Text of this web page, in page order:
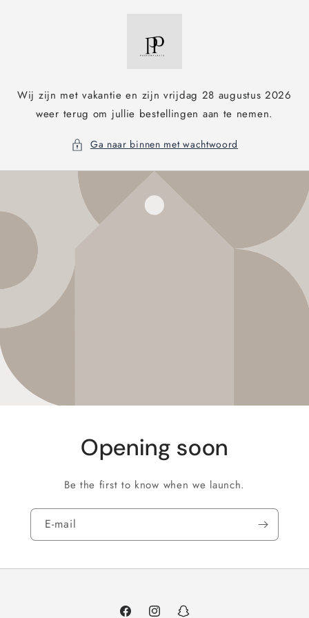
Wij zijn met vakantie en zijn vrijdag 28 augustus 2026
weer terug om jullie bestellingen aan te nemen.
Ga naar binnen met wachtwoord
Opening soon
Be the first to know when we launch.
E‑mail